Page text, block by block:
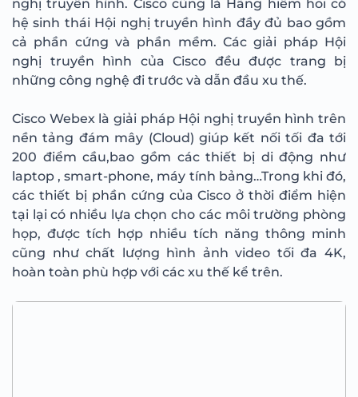
nghị truyền hình. Cisco cũng là Hãng hiếm hoi có
hệ sinh thái Hội nghị truyền hình đầy đủ bao gồm
cả phần cứng và phần mềm. Các giải pháp Hội
nghị truyền hình của Cisco đều được trang bị
những công nghệ đi trước và dẫn đầu xu thế.
Cisco Webex là giải pháp Hội nghị truyền hình trên
nền tảng đám mây (Cloud) giúp kết nối tối đa tới
200 điểm cầu,bao gồm các thiết bị di động như
laptop , smart-phone, máy tính bảng…Trong khi đó,
các thiết bị phần cứng của Cisco ở thời điểm hiện
tại lại có nhiều lựa chọn cho các môi trường phòng
họp, được tích hợp nhiều tích năng thông minh
cũng như chất lượng hình ảnh video tối đa 4K,
hoàn toàn phù hợp với các xu thế kể trên.